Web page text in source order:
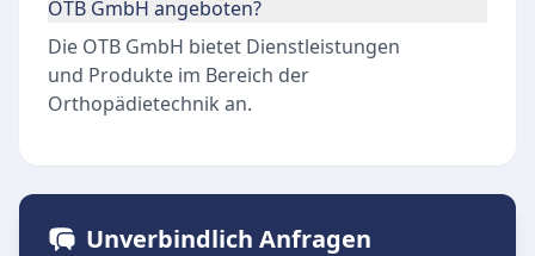
OTB GmbH angeboten?
Die OTB GmbH bietet Dienstleistungen
und Produkte im Bereich der
Orthopädietechnik an.
Unverbindlich Anfragen